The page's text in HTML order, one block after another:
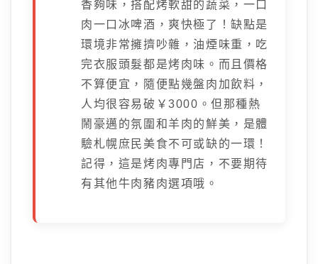
香夠味，搭配烤軟甜的蔬菜，一口
肉一口冰啤酒，爽快極了！缺點是
環境非常擁擠吵雜，油煙味重，吃
完衣服頭髮都是烤肉味。而且價格
不算便宜，隨便點幾盤肉加飲料，
人均很容易破￥3000。但那種熱
鬧豪邁的氛圍和羊肉的鮮美，是體
驗札幌庶民美食不可或缺的一環！
記得，這是烤肉專門店，不要期待
有其他牛肉豬肉選項哦。